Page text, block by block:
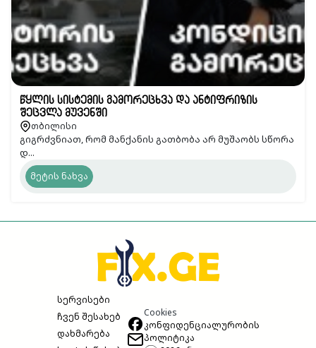
წყლის სისტემის გამორეცხვა და ანტიფრიზის
შეცვლა მუვენში
თბილისი
გიგრძვნიათ, რომ მანქანის გათბობა არ მუშაობს სწორა
დ...
მეტის ნახვა
სერვისები
ჩვენ შესახებ
დახმარება
Cookies
კონფიდენციალურობის
პოლიტიკა